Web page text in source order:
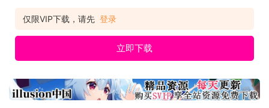
仅限VIP下载，请先 登录
立即下载